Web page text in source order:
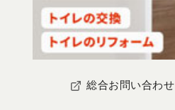
総合お問い合わせ